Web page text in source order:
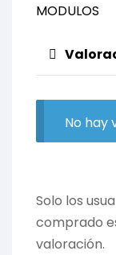
MODULOS
No hay
Solo los
comprado
valoración.